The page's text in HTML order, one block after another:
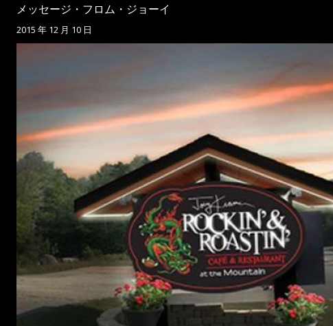
メッセージ・フロム・ジョーイ
2015 年 12 月 10 日